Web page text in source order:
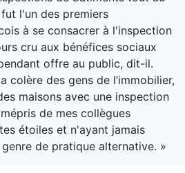
l'un des premiers
à se consacrer à l'inspection
cru aux bénéfices sociaux
offre au public, dit-il.
colère des gens de l’immobilier,
maisons avec une inspection
de mes collègues
étoiles et n'ayant jamais
de pratique alternative. »